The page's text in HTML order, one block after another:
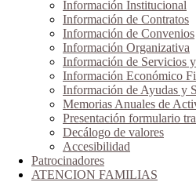
Información Institucional
Información de Contratos
Información de Convenios
Información Organizativa
Información de Servicios
Información Económico
Información de Ayudas y
Memorias Anuales de
Presentación formulario
Decálogo de valores
Accesibilidad
Patrocinadores
ATENCION FAMILIAS